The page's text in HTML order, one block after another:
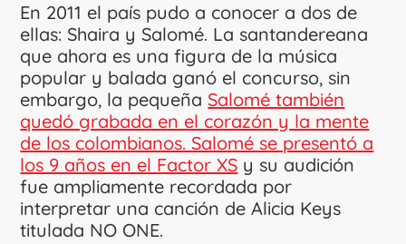
En 2011 el país pudo a conocer a dos de
ellas: Shaira y Salomé. La santandereana
que ahora es una figura de la música
popular y balada ganó el concurso, sin
embargo, la pequeñaSalomé también
quedó grabada en el corazón y la mente
de los colombianos. Salomé se presentó a
los 9 años en el Factor XS y su audición
fue ampliamente recordada por
interpretar una canción de Alicia Keys
titulada NO ONE.